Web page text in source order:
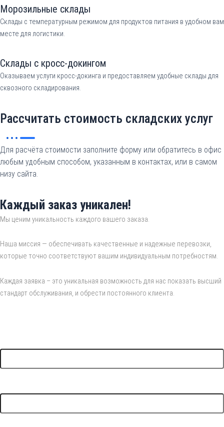
Морозильные склады
Склады с температурным режимом для продуктов питания в удобном вам
месте для логистики.
Склады с кросс-докингом
Оказываем услуги кросс-докинга и предоставляем удобные склады для
сквозного складирования.
Рассчитать стоимость складских услуг
Для расчёта стоимости заполните форму или обратитесь в офис
любым удобным способом, указанным в контактах, или в самом
низу сайта.
Каждый заказ уникален!
Мы ценим уникальность каждого вашего заказа.
Наша миссия — обеспечивать качественные и надежные перевозки,
которые точно соответствуют вашим индивидуальным потребностям.
Каждая заявка – это уникальная возможность для нас показать высший
стандарт обслуживания, и обрести постоянного клиента.